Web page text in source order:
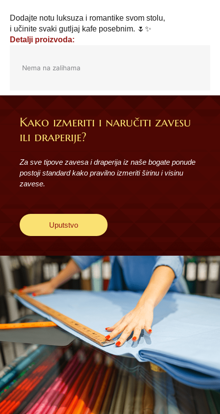
Dodajte notu luksuza i romantike svom stolu,
i učinite svaki gutljaj kafe posebnim. 🌷✨
Detalji proizvoda:
Nema na zalihama
Kako izmeriti i naručiti zavesu
ili draperije?
Za sve tipove zavesa i draperija iz naše bogate ponude
postoji standard kako pravilno izmeriti širinu i visinu
zavese.
Uputstvo